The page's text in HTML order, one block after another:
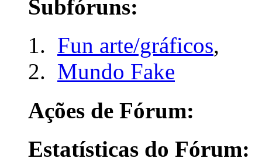
Subfóruns:
Fun arte/gráficos,
Mundo Fake
Ações de Fórum:
Estatísticas do Fórum: